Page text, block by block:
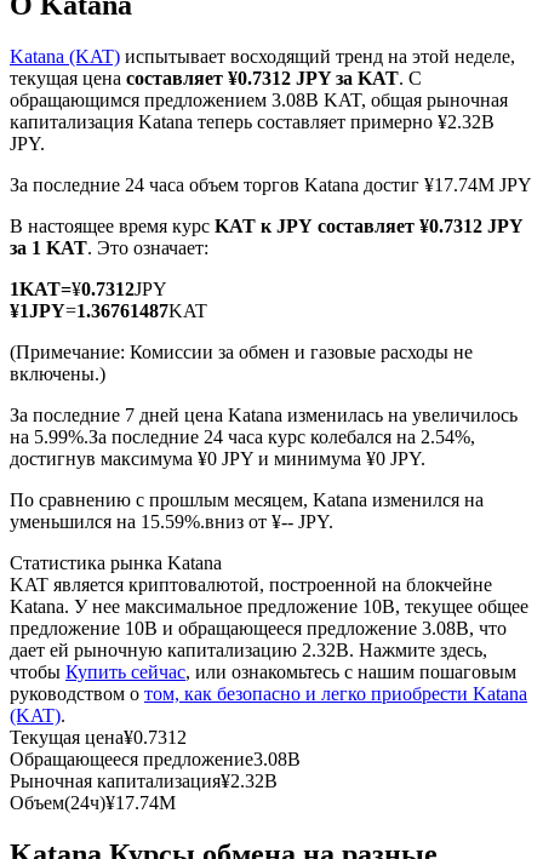
Фьючерсы на COIN-M
TradFi
Деривативы на акции, форекс, драгоценные металлы и
сырьевые товары
Фьючерсы с использованием USDC в качестве
обеспечения
Katana (KAT) испытывает восходящий тренд на этой неделе,
текущая цена составляет ¥0.7312 JPY за KAT. С
обращающимся предложением 3.08B KAT, общая рыночная
капитализация Katana теперь составляет примерно ¥2.32B
JPY.
За последние 24 часа объем торгов Katana достиг ¥17.74M JPY
В настоящее время курс KAT к JPY составляет ¥0.7312 JPY
за 1 KAT. Это означает:
1KAT=¥0.7312JPY
¥1JPY=1.36761487KAT
(Примечание: Комиссии за обмен и газовые расходы не
включены.)
За последние 7 дней цена Katana изменилась на увеличилось
на 5.99%.За последние 24 часа курс колебался на 2.54%,
достигнув максимума ¥0 JPY и минимума ¥0 JPY.
По сравнению с прошлым месяцем, Katana изменился на
уменьшился на 15.59%.вниз от ¥-- JPY.
Статистика рынка Katana
KAT является криптовалютой, построенной на блокчейне
Katana. У нее максимальное предложение 10B, текущее общее
предложение 10B и обращающееся предложение 3.08B, что
дает ей рыночную капитализацию 2.32B. Нажмите здесь,
чтобы Купить сейчас, или ознакомьтесь с нашим пошаговым
руководством о том, как безопасно и легко приобрести Katana
(KAT).
Текущая цена¥0.7312
Обращающееся предложение3.08B
Рыночная капитализация¥2.32B
Объем(24ч)¥17.74M